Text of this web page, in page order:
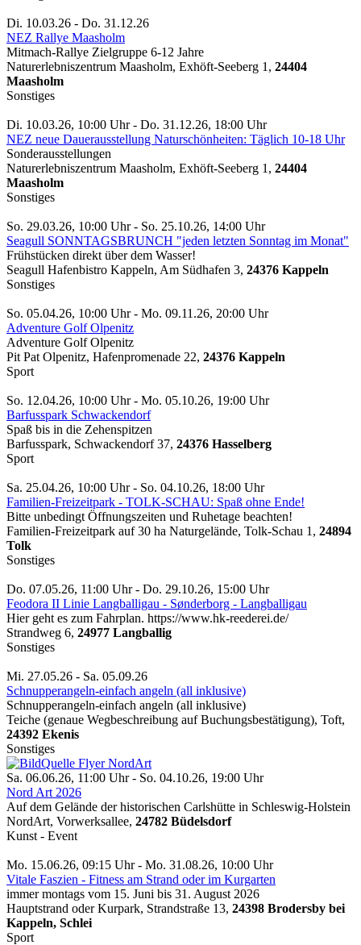
Di. 10.03.26 - Do. 31.12.26
NEZ Rallye Maasholm
Mitmach-Rallye Zielgruppe 6-12 Jahre
Naturerlebniszentrum Maasholm, Exhöft-Seeberg 1, 24404
Maasholm
Sonstiges
Di. 10.03.26, 10:00 Uhr - Do. 31.12.26, 18:00 Uhr
NEZ neue Dauerausstellung Naturschönheiten: Täglich 10-18 Uhr
Sonderausstellungen
Naturerlebniszentrum Maasholm, Exhöft-Seeberg 1, 24404
Maasholm
Sonstiges
So. 29.03.26, 10:00 Uhr - So. 25.10.26, 14:00 Uhr
Seagull SONNTAGSBRUNCH "jeden letzten Sonntag im Monat"
Frühstücken direkt über dem Wasser!
Seagull Hafenbistro Kappeln, Am Südhafen 3, 24376 Kappeln
Sonstiges
So. 05.04.26, 10:00 Uhr - Mo. 09.11.26, 20:00 Uhr
Adventure Golf Olpenitz
Adventure Golf Olpenitz
Pit Pat Olpenitz, Hafenpromenade 22, 24376 Kappeln
Sport
So. 12.04.26, 10:00 Uhr - Mo. 05.10.26, 19:00 Uhr
Barfusspark Schwackendorf
Spaß bis in die Zehenspitzen
Barfusspark, Schwackendorf 37, 24376 Hasselberg
Sport
Sa. 25.04.26, 10:00 Uhr - So. 04.10.26, 18:00 Uhr
Familien-Freizeitpark - TOLK-SCHAU: Spaß ohne Ende!
Bitte unbedingt Öffnungszeiten und Ruhetage beachten!
Familien-Freizeitpark auf 30 ha Naturgelände, Tolk-Schau 1, 24894
Tolk
Sonstiges
Do. 07.05.26, 11:00 Uhr - Do. 29.10.26, 15:00 Uhr
Feodora II Linie Langballigau - Sønderborg - Langballigau
Hier geht es zum Fahrplan. https://www.hk-reederei.de/
Strandweg 6, 24977 Langballig
Sonstiges
Mi. 27.05.26 - Sa. 05.09.26
Schnupperangeln-einfach angeln (all inklusive)
Schnupperangeln-einfach angeln (all inklusive)
Teiche (genaue Wegbeschreibung auf Buchungsbestätigung), Toft,
24392 Ekenis
Sonstiges
Sa. 06.06.26, 11:00 Uhr - So. 04.10.26, 19:00 Uhr
Nord Art 2026
Auf dem Gelände der historischen Carlshütte in Schleswig-Holstein
NordArt, Vorwerksallee, 24782 Büdelsdorf
Kunst - Event
Mo. 15.06.26, 09:15 Uhr - Mo. 31.08.26, 10:00 Uhr
Vitale Faszien - Fitness am Strand oder im Kurgarten
immer montags vom 15. Juni bis 31. August 2026
Hauptstrand oder Kurpark, Strandstraße 13, 24398 Brodersby bei
Kappeln, Schlei
Sport